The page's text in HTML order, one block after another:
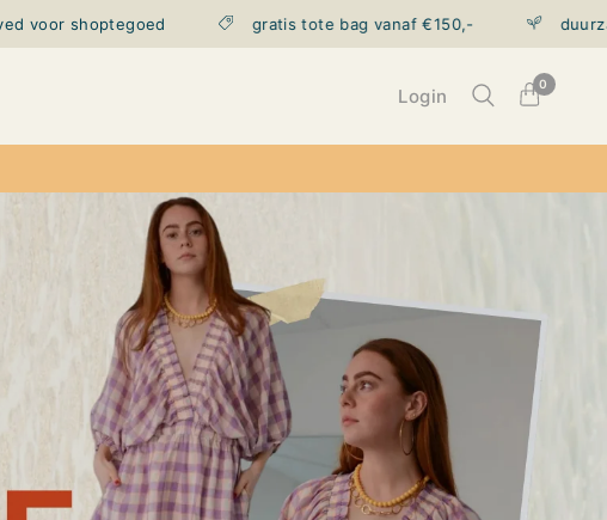
gratis tote bag vanaf €150,- duurzame verzending met
Login
0